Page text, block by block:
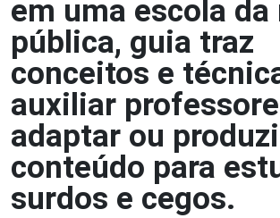
em uma escola da
pública, guia traz
conceitos e
auxiliar
adaptar ou
conteúdo para
surdos e cegos.